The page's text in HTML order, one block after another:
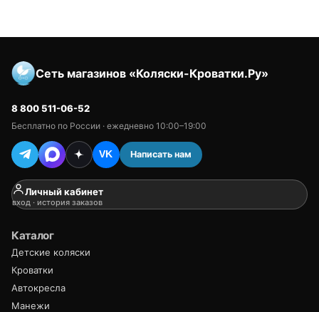
Сеть магазинов «Коляски-Кроватки.Ру»
8 800 511-06-52
Бесплатно по России · ежедневно 10:00–19:00
VK Написать нам
Личный кабинет
вход · история заказов
Каталог
Детские коляски
Кроватки
Автокресла
Манежи